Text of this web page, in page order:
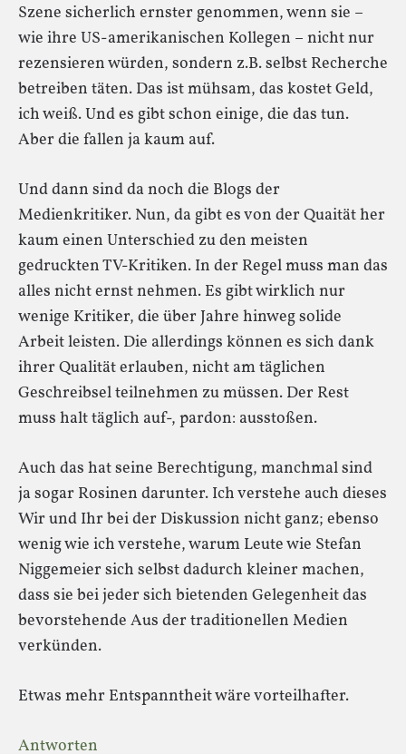
Szene sicherlich ernster genommen, wenn sie –
wie ihre US-amerikanischen Kollegen – nicht nur
rezensieren würden, sondern z.B. selbst Recherche
betreiben täten. Das ist mühsam, das kostet Geld,
ich weiß. Und es gibt schon einige, die das tun.
Aber die fallen ja kaum auf.
Und dann sind da noch die Blogs der
Medienkritiker. Nun, da gibt es von der Quaität her
kaum einen Unterschied zu den meisten
gedruckten TV-Kritiken. In der Regel muss man das
alles nicht ernst nehmen. Es gibt wirklich nur
wenige Kritiker, die über Jahre hinweg solide
Arbeit leisten. Die allerdings können es sich dank
ihrer Qualität erlauben, nicht am täglichen
Geschreibsel teilnehmen zu müssen. Der Rest
muss halt täglich auf-, pardon: ausstoßen.
Auch das hat seine Berechtigung, manchmal sind
ja sogar Rosinen darunter. Ich verstehe auch dieses
Wir und Ihr bei der Diskussion nicht ganz; ebenso
wenig wie ich verstehe, warum Leute wie Stefan
Niggemeier sich selbst dadurch kleiner machen,
dass sie bei jeder sich bietenden Gelegenheit das
bevorstehende Aus der traditionellen Medien
verkünden.
Etwas mehr Entspanntheit wäre vorteilhafter.
Antworten